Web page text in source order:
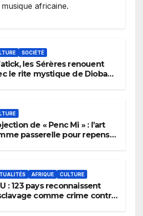
africaine.
SOCIÉTÉ
les Sérères renouent
le rite mystique de Diobaye
de « Penc Mi » : l’art
passerelle pour repenser
AFRIQUE CULTURE
: 123 pays reconnaissent
comme crime contre